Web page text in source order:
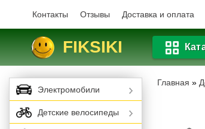
Контакты Отзывы Доставка и оплата
FIKSIKI
Главная »
Электромобили
Детские велосипеды